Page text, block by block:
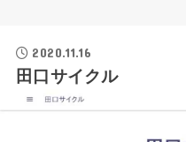
2020.11.16
田口サイクル